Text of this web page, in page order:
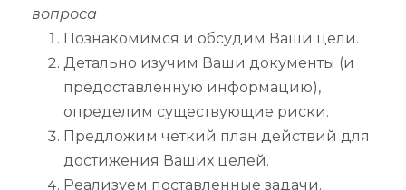
вопроса
Познакомимся и обсудим Ваши цели.
Детально изучим Ваши документы (и
предоставленную информацию),
определим существующие риски.
Предложим четкий план действий для
достижения Ваших целей.
Реализуем поставленные задачи.